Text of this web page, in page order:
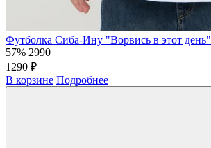
Футболка Сиба-Ину "Ворвись в этот день"
57% 2990
1290 ₽
В корзине Подробнее